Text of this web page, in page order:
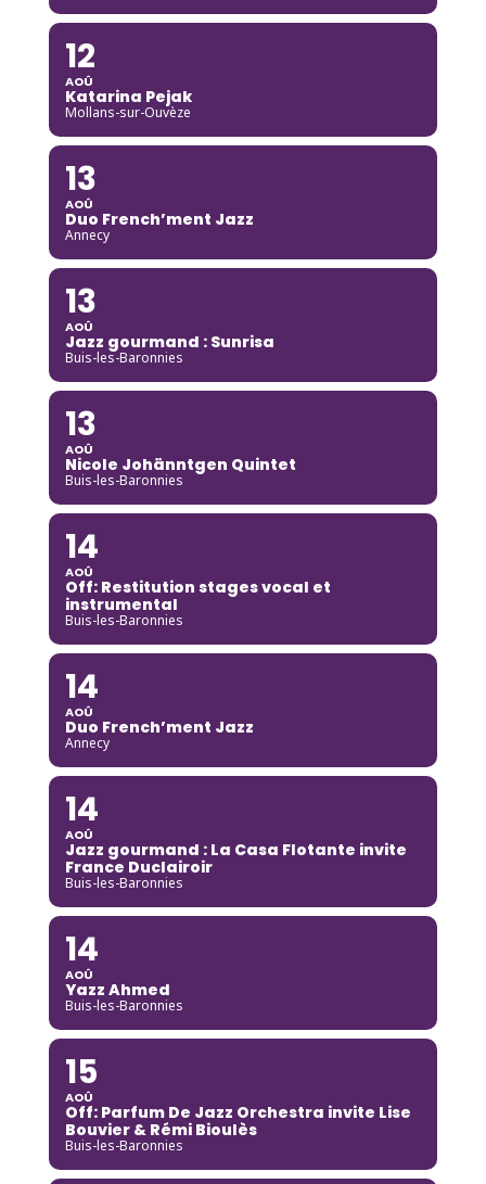
12
AOÛ
Katarina Pejak
Mollans-sur-Ouvèze
13
AOÛ
Duo French’ment Jazz
Annecy
13
AOÛ
Jazz gourmand : Sunrisa
Buis-les-Baronnies
13
AOÛ
Nicole Johänntgen Quintet
Buis-les-Baronnies
14
AOÛ
Off: Restitution stages vocal et
instrumental
Buis-les-Baronnies
14
AOÛ
Duo French’ment Jazz
Annecy
14
AOÛ
Jazz gourmand : La Casa Flotante invite
France Duclairoir
Buis-les-Baronnies
14
AOÛ
Yazz Ahmed
Buis-les-Baronnies
15
AOÛ
Off: Parfum De Jazz Orchestra invite Lise
Bouvier & Rémi Bioulès
Buis-les-Baronnies